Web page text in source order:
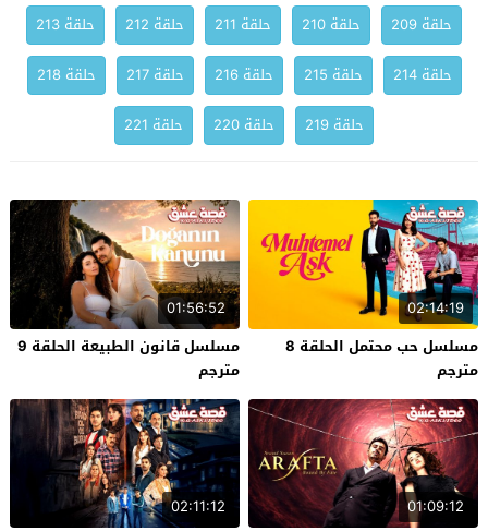
حلقة 209
حلقة 210 حلقة 211 حلقة 212
حلقة 213
حلقة 214
حلقة 215 حلقة 216 حلقة 217
حلقة 218
حلقة 219
حلقة 220 حلقة 221
02:14:19
مسلسل حب محتمل الحلقة 8
مترجم
01:56:52
مسلسل قانون الطبيعة الحلقة 9
مترجم
01:09:12
02:11:12